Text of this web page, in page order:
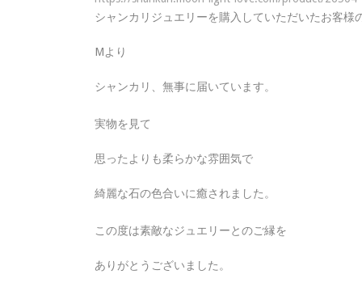
シャンカリジュエリーを購入していただいたお客様
Mより
シャンカリ、無事に届いています。
実物を見て
思ったよりも柔らかな雰囲気で
綺麗な石の色合いに癒されました。
この度は素敵なジュエリーとのご縁を
ありがとうございました。